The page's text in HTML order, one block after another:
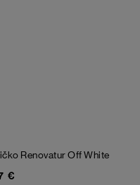
RenovaturOff White
€